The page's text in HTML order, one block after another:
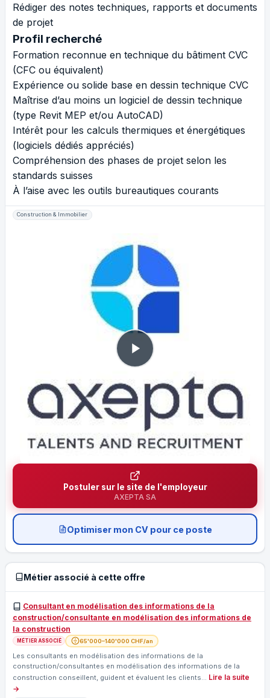
Rédiger des notes techniques, rapports et documents
de projet
Profil recherché
Formation reconnue en technique du bâtiment CVC
(CFC ou équivalent)
Expérience ou solide base en dessin technique CVC
Maîtrise d’au moins un logiciel de dessin technique
(type Revit MEP et/ou AutoCAD)
Intérêt pour les calculs thermiques et énergétiques
(logiciels dédiés appréciés)
Compréhension des phases de projet selon les
standards suisses
À l’aise avec les outils bureautiques courants
Construction & Immobilier
Postuler sur le site de l'employeur
AXEPTA SA
Optimiser mon CV pour ce poste
Métier associé à cette offre
Consultant en modélisation des informations de la
construction/consultante en modélisation des informations de
la construction
MÉTIER ASSOCIÉ 65'000–140'000 CHF/an
Les consultants en modélisation des informations de la
construction/consultantes en modélisation des informations de la
construction conseillent, guident et évaluent les clients… Lire la suite
→